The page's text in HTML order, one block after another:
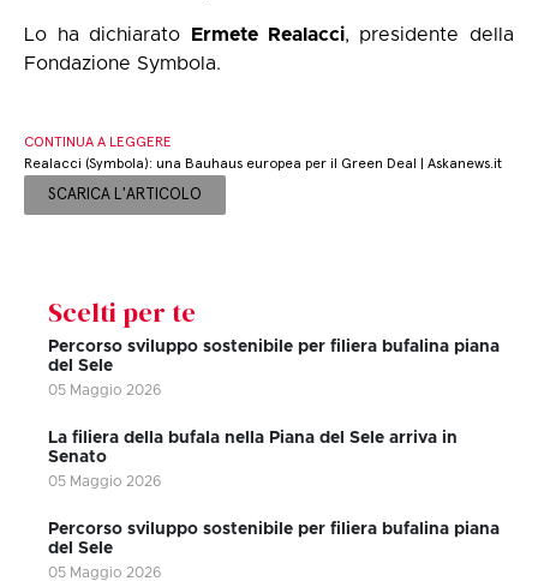
Lo ha dichiarato Ermete Realacci, presidente della
Fondazione Symbola.
CONTINUA A LEGGERE
Realacci (Symbola): una Bauhaus europea per il Green Deal | Askanews.it
SCARICA L'ARTICOLO
Scelti per te
Percorso sviluppo sostenibile per filiera bufalina piana
del Sele
05 Maggio 2026
La filiera della bufala nella Piana del Sele arriva in
Senato
05 Maggio 2026
Percorso sviluppo sostenibile per filiera bufalina piana
del Sele
05 Maggio 2026